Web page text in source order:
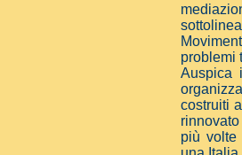
problemi
Auspica
costruiti
più volte